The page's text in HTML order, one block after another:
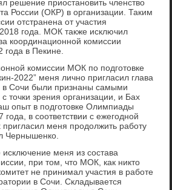
решение приостановить членство
России (ОКР) в организации. Таким
отстранена от участия
года. МОК также исключил
координационной комиссии
года в Пекине.
комиссии МОК по подготовке
2022” меня лично пригласил глава
Сочи были признаны самыми
точки зрения организации, и Бах
опыт в подготовке Олимпиады
в соответствии с ежегодной
меня продолжить работу
Чернышенко.
меня из состава
при том, что МОК, как никто
не принимал участия в работе
в Сочи. Складывается